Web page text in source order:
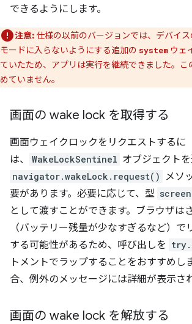
できるようにします。
注意:仕様の以前のバージョンでは、デバイス
モードに入らないようにする追加の system ウェ
ていたため、アプリは実行を継続できました。こ
めていません。
画面の wake lock を取得する
画面ウェイクロックをリクエストするに
は、
WakeLockSentinel オブジェクト
navigator.wakeLock.request()
メソ
要があります。必要に応じて、型 screen
として渡すことができます。ブラウザは
（バッテリー残量が少なすぎるなど）で
する可能性があるため、呼び出しを
トメントでラップすることをおすすめし
合、例外のメッセージには詳細が表示され
画面の wake lock を解放する